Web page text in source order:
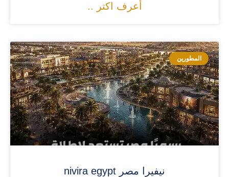
أعرف اكتر ..
المطورين
نيفيرا مصر nivira egypt